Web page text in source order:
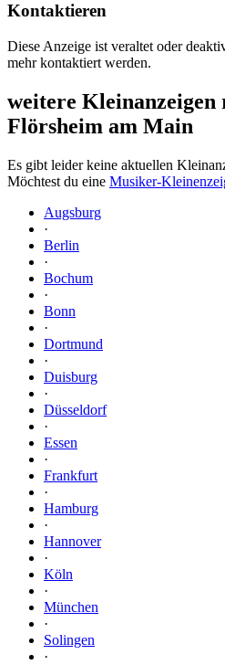
Kontaktieren
Diese Anzeige ist veraltet oder
mehr kontaktiert werden.
weitere Kleinanzeigen
Flörsheim am Main
Es gibt leider keine aktuellen
Möchtest du eine Musiker-
Augsburg
·
Berlin
·
Bochum
·
Bonn
·
Dortmund
·
Duisburg
·
Düsseldorf
·
Essen
·
Frankfurt
·
Hamburg
·
Hannover
·
Köln
·
München
·
Solingen
·